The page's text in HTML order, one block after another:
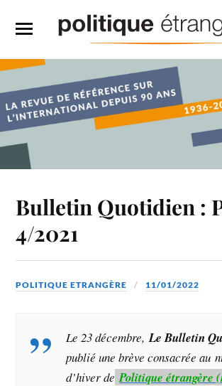
Bulletin Quotidien :
4/2021
POLITIQUE ETRANGÈRE 11/01/2022
Le 23 décembre,Le Bulletin
publié une brève consacrée au
d’hiver de Politique étrangère